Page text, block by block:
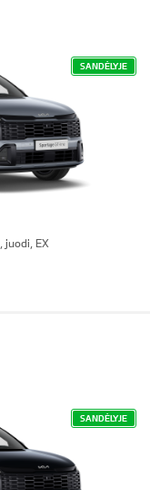
SANDĖLYJE
juodi, EX
SANDĖLYJE